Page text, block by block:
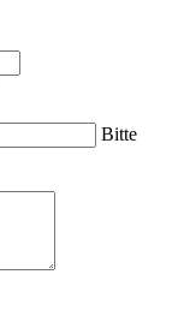
Bitte